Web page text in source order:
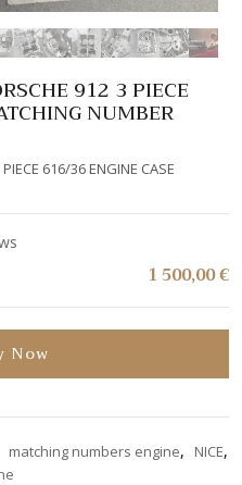
912 3 PIECE
NUMBER
616/36 ENGINE CASE
1 500,00€
Now
matching numbers engine, NICE,